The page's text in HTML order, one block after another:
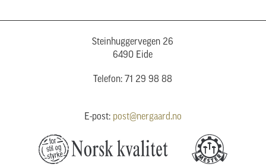
Steinhuggervegen 26
6490 Eide
Telefon: 71 29 98 88
E-post: post@nergaard.no